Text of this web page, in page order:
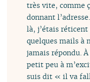
très vite, comme
donnant
là, j’étais
quelques mails à
jamais répondu.
petit peu à
suis dit « il va